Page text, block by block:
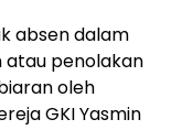
absen dalam
atau penolakan
oleh
GKI Yasmin